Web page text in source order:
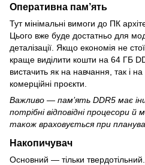
Оперативна пам’ять
Тут мінімальні вимоги до ПК
Цього вже буде достатньо для
деталізації. Якщо економія не
краще виділити кошти на 64 ГБ
вистачить як на навчання, так і на
комерційні проєкти.
Важливо — пам’ять DDR5 має
потрібні відповідні процесори
також враховується при
Накопичувач
Основний — тільки